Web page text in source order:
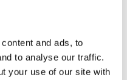
and ads, to
to analyse our traffic.
your use of our site with